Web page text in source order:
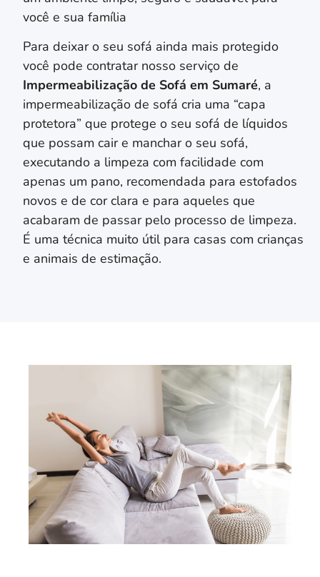
você e sua família
Para deixar o seu sofá ainda mais protegido
você pode contratar nosso serviço de
Impermeabilização de Sofá em Sumaré, a
impermeabilização de sofá cria uma “capa
protetora” que protege o seu sofá de líquidos
que possam cair e manchar o seu sofá,
executando a limpeza com facilidade com
apenas um pano, recomendada para estofados
novos e de cor clara e para aqueles que
acabaram de passar pelo processo de limpeza.
É uma técnica muito útil para casas com crianças
e animais de estimação.